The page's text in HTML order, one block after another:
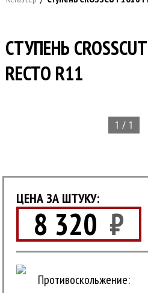
СТУПЕНЬ
RECTO R11
1 / 1
ЦЕНА ЗА ШТУКУ:
8 320 ₽
Противоскольжение: